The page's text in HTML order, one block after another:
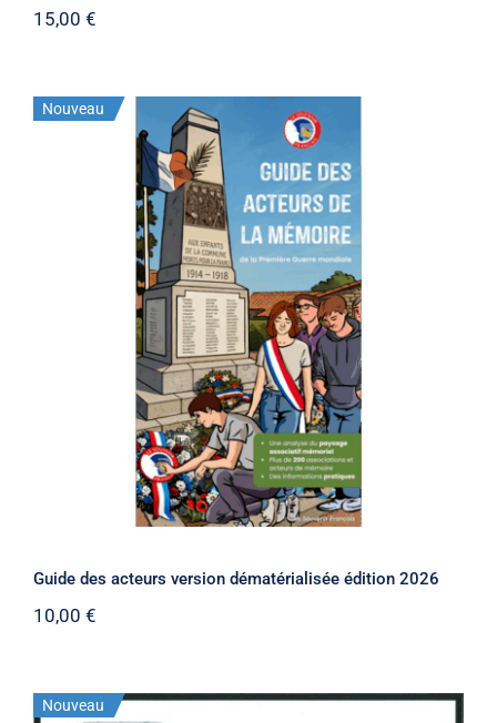
15,00 €
Nouveau
Guide des acteurs version
dématérialisée édition 2026
Guide des acteurs version dématérialisée édition 2026
10,00 €
Nouveau